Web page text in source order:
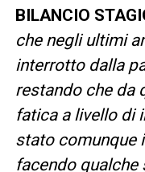
BILANCIO
che negli ultimi
interrotto dalla
restando che da
fatica a livello di
stato comunque
facendo qualche